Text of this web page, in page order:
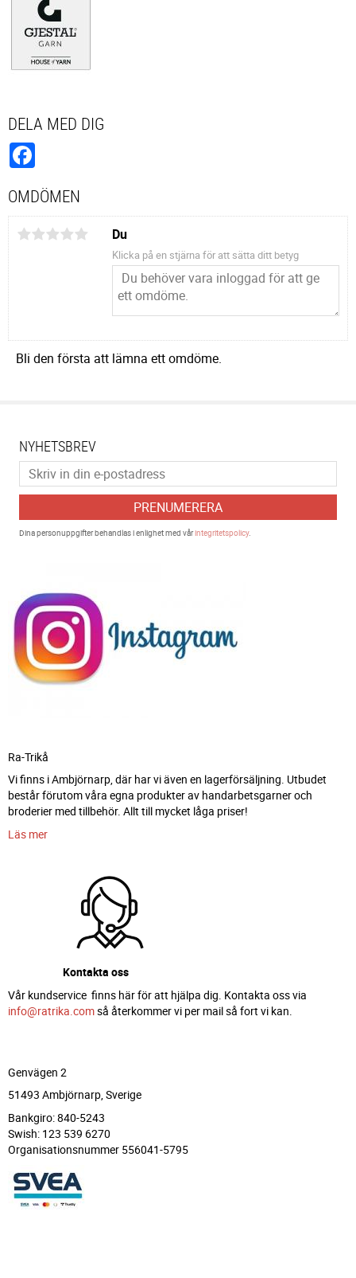
DELA MED DIG
OMDÖMEN
Du
Klicka på en stjärna för att sätta ditt betyg
Bli den första att lämna ett omdöme.
NYHETSBREV
PRENUMERERA
Dina personuppgifter behandlas i enlighet med vårintegritetspolicy.
Ra-Trikå
Vi finns i Ambjörnarp, där har vi även en lagerförsäljning. Utbudet
består förutom våra egna produkter av handarbetsgarner och
broderier med tillbehör. Allt till mycket låga priser!
Läs mer
Kontakta oss
Vår kundservice finns här för att hjälpa dig. Kontakta oss via
info@ratrika.comså återkommer vi per mail så fort vi kan.
Genvägen 2
51493 Ambjörnarp, Sverige
Bankgiro: 840-5243
Swish: 123 539 6270
Organisationsnummer 556041-5795